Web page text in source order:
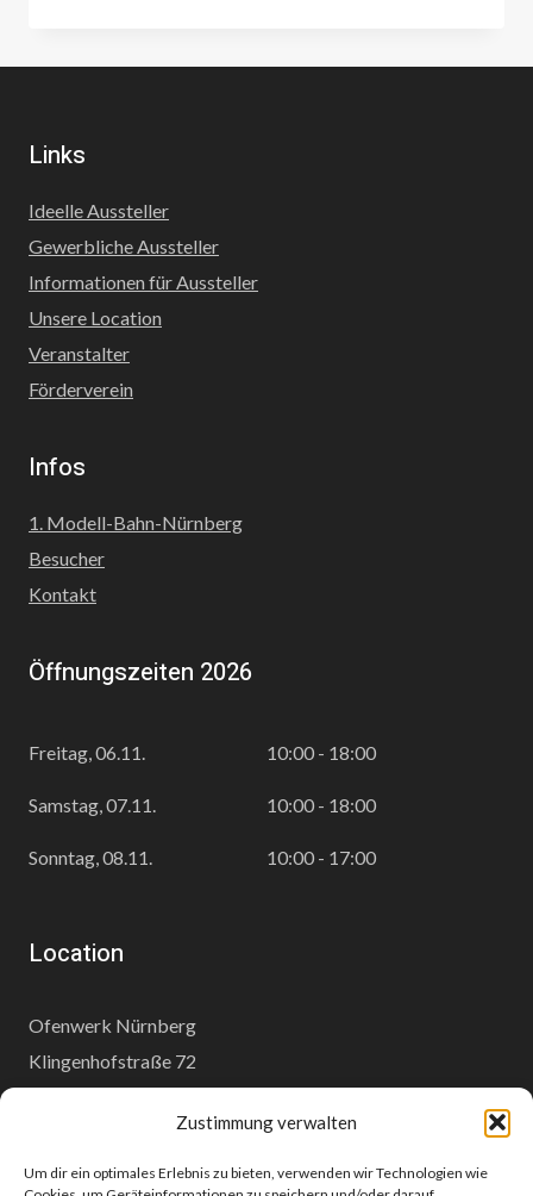
Zustimmung verwalten
Um dir ein optimales Erlebnis zu bieten, verwenden wir Technologien wie
Links
Ideelle Aussteller
Gewerbliche Aussteller
Informationen für Aussteller
Unsere Location
Veranstalter
Förderverein
Infos
1. Modell-Bahn-Nürnberg
Besucher
Kontakt
Öffnungszeiten 2026
Freitag, 06.11. 10:00 - 18:00
Samstag, 07.11. 10:00 - 18:00
Sonntag, 08.11. 10:00 - 17:00
Location
Ofenwerk Nürnberg
Klingenhofstraße 72
www.ofenwerk.de